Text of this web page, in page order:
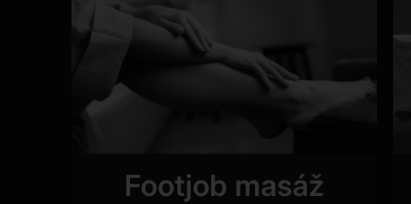
Footjob masáž